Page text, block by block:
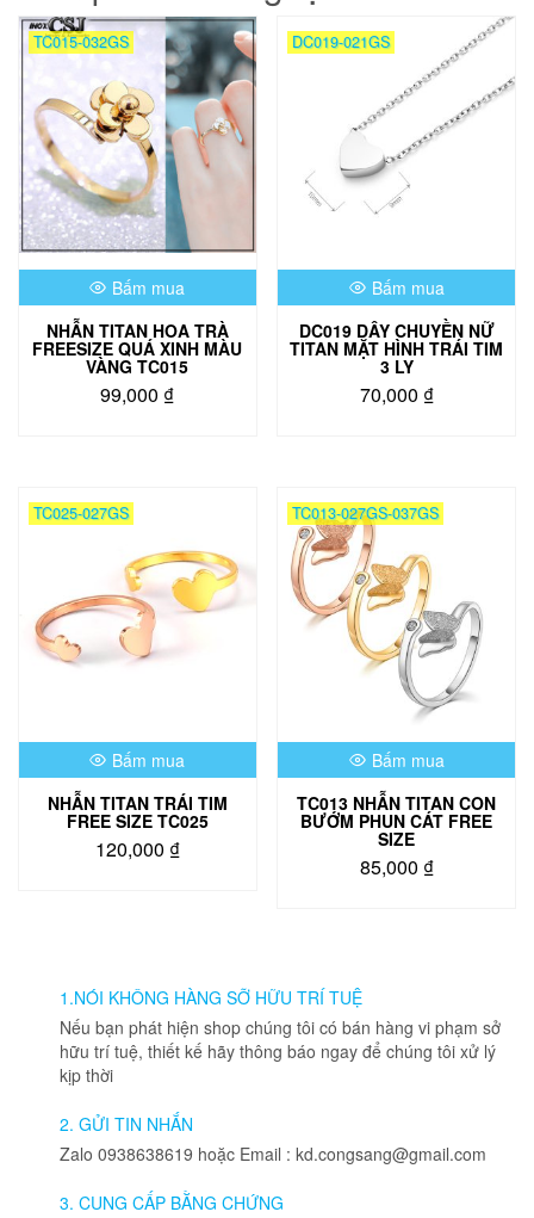
TC015-032GS
Bấm mua
NHẪN TITAN HOA TRÀ
FREESIZE QUÁ XINH MÀU
VÀNG TC015
99,000 ₫
DC019-021GS
Bấm mua
DC019 DÂY CHUYỀN NỮ
TITAN MẶT HÌNH TRÁI TIM
3 LY
70,000 ₫
TC025-027GS
Bấm mua
NHẪN TITAN TRÁI TIM
FREE SIZE TC025
120,000 ₫
TC013-027GS-037GS
Bấm mua
TC013 NHẪN TITAN CON
BƯỚM PHUN CÁT FREE
SIZE
85,000 ₫
biến
thể.
Các
thể
1.NÓI KHÔNG HÀNG SỠ HỮU TRÍ TUỆ
Nếu bạn phát hiện shop chúng tôi có bán hàng vi phạm sở
hữu trí tuệ, thiết kế hãy thông báo ngay để chúng tôi xử lý
kịp thời
2. GỬI TIN NHẮN
Zalo 0938638619 hoặc Email : kd.congsang@gmail.com
3. CUNG CẤP BẰNG CHỨNG